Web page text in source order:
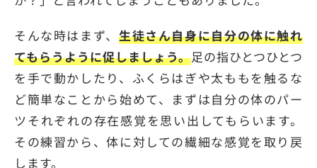
そんな時はまず、 生徒さん自身に自分の体に触れ
てもらうように促しましょう。足の指ひとつひとつ
を手で動かしたり、ふくらはぎや太ももを触るな
ど簡単なことから始めて、まずは自分の体のパー
ツそれぞれの存在感覚を思い出してもらいます。
その練習から、体に対しての繊細な感覚を取り戻
します。